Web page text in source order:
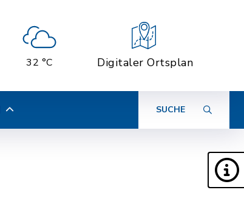
32 °C Digitaler Ortsplan
SUCHE